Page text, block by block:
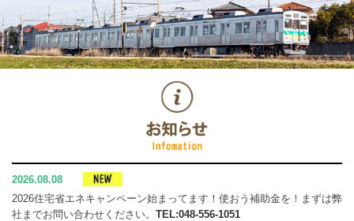
2026.08.08
2026住宅省エネキャンペーン始まってます！使おう補助金を！まずは弊
社までお問い合わせください。 TEL:048-556-1051